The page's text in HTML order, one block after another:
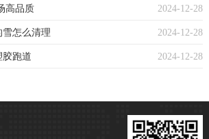
2024-12-28
高品质
2024-12-28
怎么清理
2024-12-28
胶跑道